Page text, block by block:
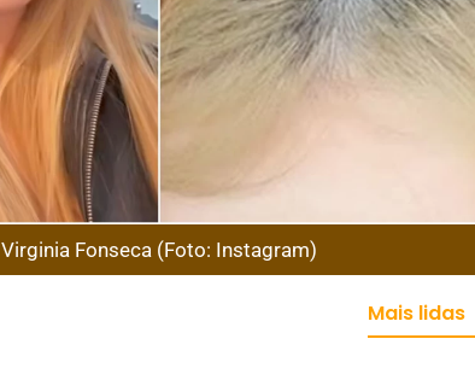
Virginia Fonseca (Foto: Instagram)
Mais lidas